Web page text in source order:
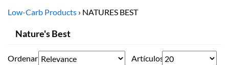
Low-Carb Products › NATURES BEST
Nature's Best
Ordenar
Artículos